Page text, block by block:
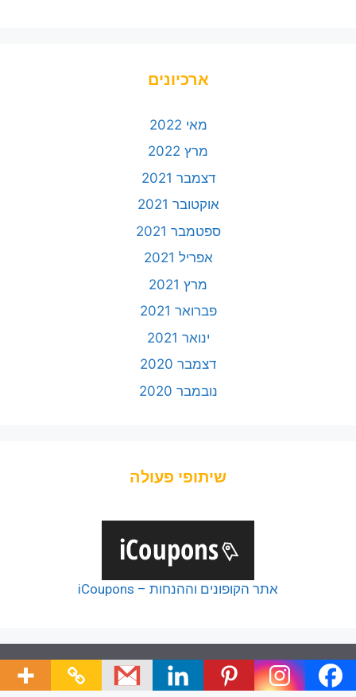
ארכיונים
מאי 2022
מרץ 2022
דצמבר 2021
אוקטובר 2021
ספטמבר 2021
אפריל 2021
מרץ 2021
פברואר 2021
ינואר 2021
דצמבר 2020
נובמבר 2020
שיתופי פעולה
אתר הקופונים וההנחות – iCoupons
© 2026 כל הזכויות של כלל הפודקאסטים שמורות ליוצריהם,
כל זכויות שאר תכני האתר שמורות לצוות האתר.